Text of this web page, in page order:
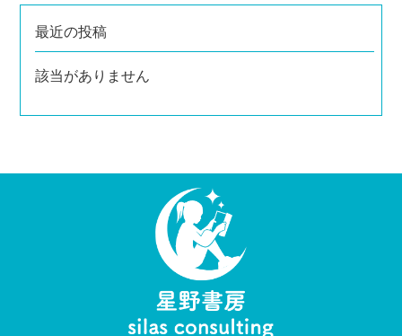
最近の投稿
該当がありません